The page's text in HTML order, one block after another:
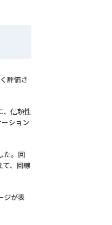
評価さ
、信頼性
ション
た。回
て、回線
ジが表